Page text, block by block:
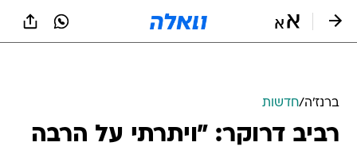
ברנז'ה/חדשות
רביב דרוקר: "ויתרתי על הרבה